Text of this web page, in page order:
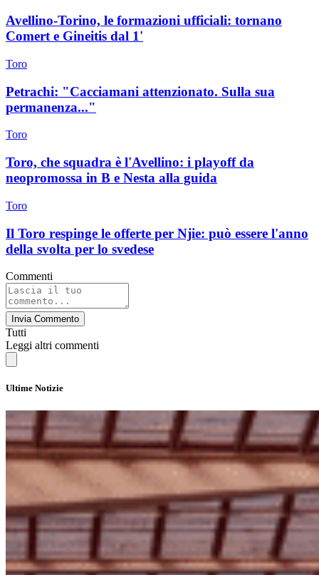
Avellino-Torino, le formazioni ufficiali: tornano
Comert e Gineitis dal 1'
Toro
Petrachi: "Cacciamani attenzionato. Sulla sua
permanenza..."
Toro
Toro, che squadra è l'Avellino: i playoff da
neopromossa in B e Nesta alla guida
Toro
Il Toro respinge le offerte per Njie: può essere l'anno
della svolta per lo svedese
Commenti
Invia Commento
Tutti
Leggi altri commenti
Ultime Notizie